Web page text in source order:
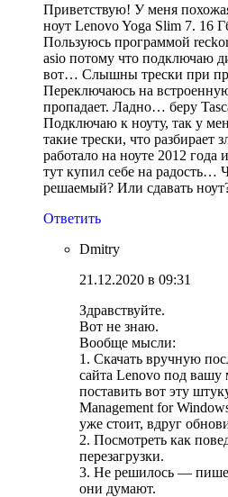
Приветствую! У меня
ноут Lenovo Yoga Slim 7. 16
Пользуюсь программой
asio потому что подключаю
вот… Слышны трески при
Переключаюсь на
пропадает. Ладно… беру
Подключаю к ноуту, так у
такие трески, что разбирает
работало на ноуте 2012
тут купил себе на радость…
решаемый? Или сдавать
Ответить
Dmitry
21.12.2020 в 09:31
Здравствуйте.
Вот не знаю.
Вообще мысли:
1. Скачать вручную
сайта Lenovo под вашу
поставить вот эту
Management for
уже стоит, вдруг
2. Посмотреть как
перезагрузки.
3. Не решилось —
они думают.